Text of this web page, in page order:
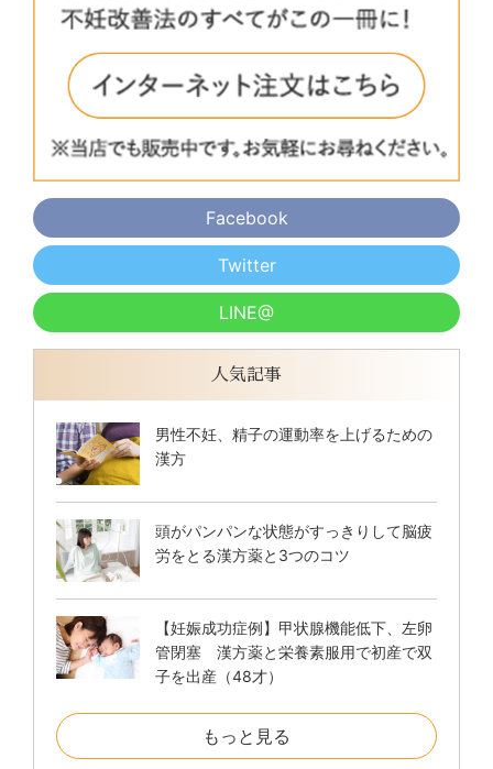
Facebook
Twitter
LINE@
人気記事
男性不妊、精子の運動率を上げるための
漢方
頭がパンパンな状態がすっきりして脳疲
労をとる漢方薬と3つのコツ
【妊娠成功症例】甲状腺機能低下、左卵
管閉塞 漢方薬と栄養素服用で初産で双
子を出産（48才）
もっと見る